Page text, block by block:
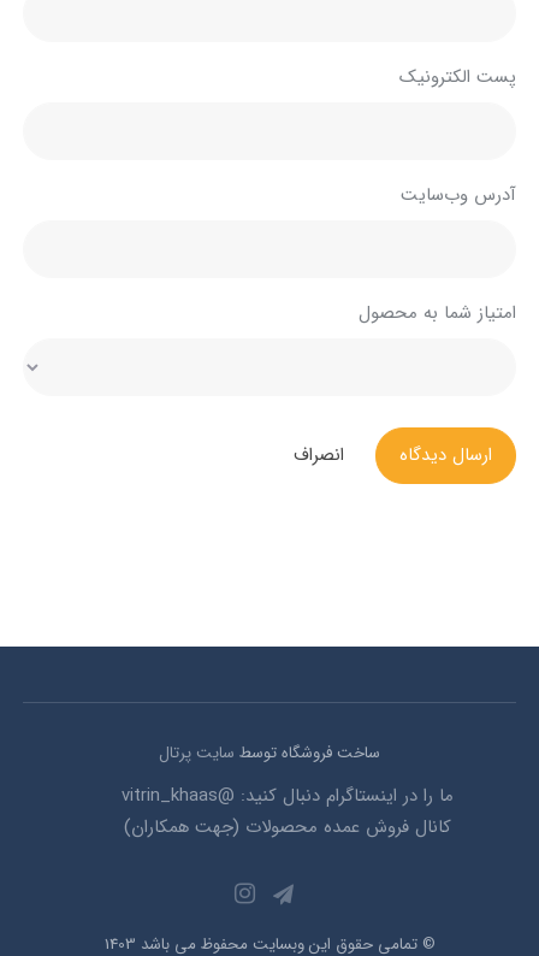
پست الکترونیک
آدرس وب‌سایت
امتیاز شما به محصول
ارسال دیدگاه انصراف
ساخت فروشگاه توسط سایت پرتال
ما را در اینستاگرام دنبال کنید: @vitrin_khaas
کانال فروش عمده محصولات (جهت همکاران)
© تمامی حقوق این وبسایت محفوظ می باشد 1403